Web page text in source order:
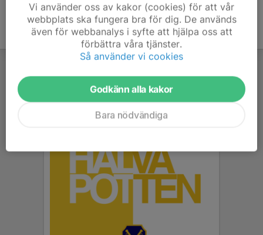
Vi använder oss av kakor (cookies) för att vår
webbplats ska fungera bra för dig. De används
även för webbanalys i syfte att hjälpa oss att
förbättra våra tjänster.
Så använder vi cookies
Godkänn alla kakor
Bara nödvändiga